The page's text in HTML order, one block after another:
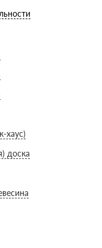
хаус)
доска